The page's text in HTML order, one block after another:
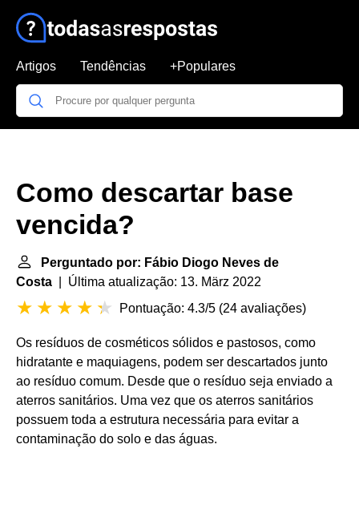
Artigos Tendências +Populares
Como descartar base
vencida?
Perguntado por: Fábio Diogo Neves de
Costa | Última atualização: 13. März 2022
Pontuação: 4.3/5 (24 avaliações)
Os resíduos de cosméticos sólidos e pastosos, como
hidratante e maquiagens, podem ser descartados junto
ao resíduo comum. Desde que o resíduo seja enviado a
aterros sanitários. Uma vez que os aterros sanitários
possuem toda a estrutura necessária para evitar a
contaminação do solo e das águas.